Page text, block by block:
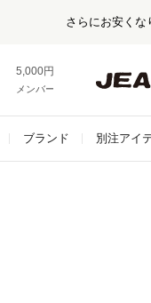
さらにお安くな
5,000円以上お買い上げで送
メンバー登録でお得な情報を
ブランド 別注アイ